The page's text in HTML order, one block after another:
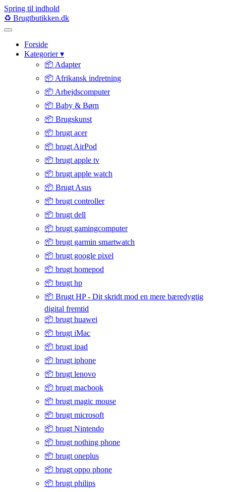
Spring til indhold
♻️ Brugtbutikken.dk
Forside
Kategorier▾
📦 Adapter
📦 Afrikansk indretning
📦 Arbejdscomputer
📦 Baby & Børn
📦 Brugskunst
📦 brugt acer
📦 brugt AirPod
📦 brugt apple tv
📦 brugt apple watch
📦 Brugt Asus
📦 brugt controller
📦 brugt dell
📦 brugt gamingcomputer
📦 brugt garmin smartwatch
📦 brugt google pixel
📦 brugt homepod
📦 brugt hp
📦 Brugt HP - Dit skridt mod en mere bæredygtig
digital fremtid
📦 brugt huawei
📦 brugt iMac
📦 brugt ipad
📦 brugt iphone
📦 brugt lenovo
📦 brugt macbook
📦 brugt magic mouse
📦 brugt microsoft
📦 brugt Nintendo
📦 brugt nothing phone
📦 brugt oneplus
📦 brugt oppo phone
📦 brugt philips